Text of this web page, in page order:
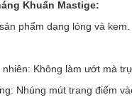
100% bông thiên
năng thấm hút cao, giúp
là trợ thủ đắc lực cho làn
Khuẩn Mastige:
phẩm dạng lỏng và kem.
Không làm ướt mà
Nhúng mút trang điểm